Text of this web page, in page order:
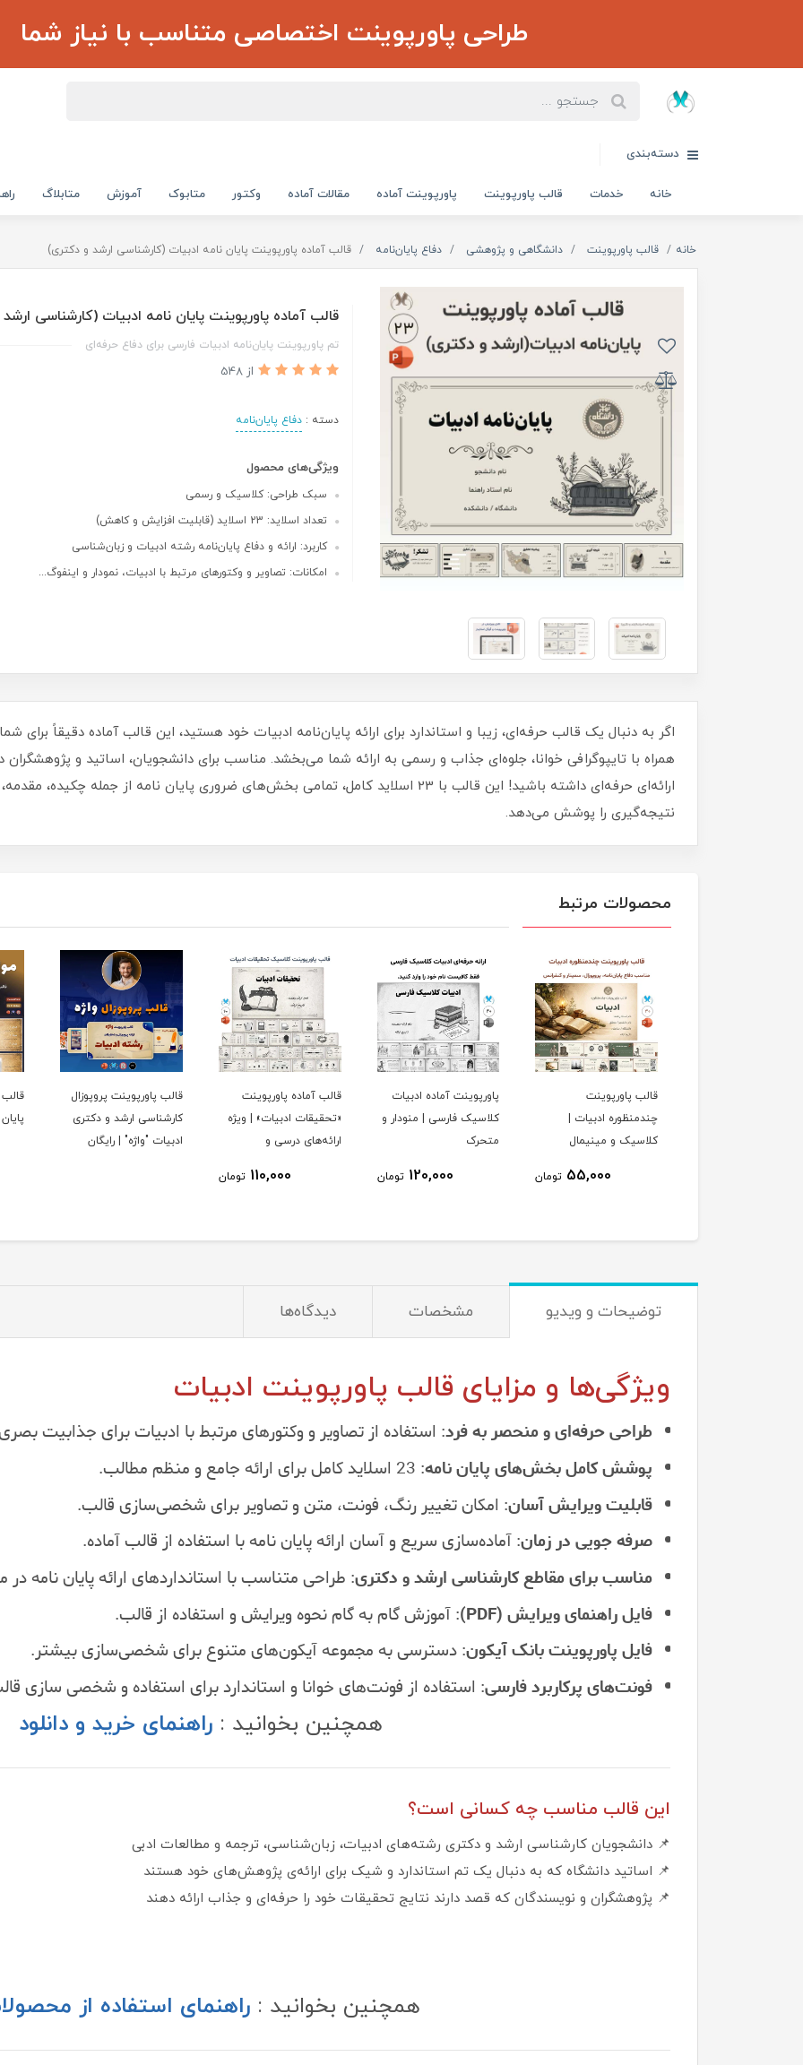
طراحی پاورپوینت اختصاصی متناسب با نیاز شما
دسته‌بندی
خانه خدمات قالب پاورپوینت پاورپوینت آماده مقالات آماده وکتور متابوک آموزش متابلاگ
خانه قالب پاورپوینت دانشگاهی و پژوهشی دفاع پایان‌نامه قالب آماده پاورپوینت پایان نامه ادبیات (کارشناسی ارشد و دکتری)
قالب آماده پاورپوینت پایان نامه ادبیات (کارشناسی
تم پاورپوینت پایان‌نامه ادبیات فارسی برای دفاع حرفه‌ای
از 548
دسته :دفاع پایان‌نامه
ویژگی‌های محصول
سبک طراحی: کلاسیک و رسمی
تعداد اسلاید: 23 اسلاید (قابلیت افزایش و کاهش)
کاربرد: ارائه و دفاع پایان‌نامه رشته ادبیات و زبان‌شناسی
امکانات: تصاویر و وکتورهای مرتبط با ادبیات، نمودار و اینفوگ...
اگر به دنبال یک قالب حرفه‌ای، زیبا و استاندارد برای ارائه پایان‌نامه ادبیات خود هستید، این قالب آماده دقیقاً
همراه با تایپوگرافی خوانا، جلوه‌ای جذاب و رسمی به ارائه شما می‌بخشد. مناسب برای دانشجویان، اساتید و پژوهشگران
ارائه‌ای حرفه‌ای داشته باشید! این قالب با 23 اسلاید کامل، تمامی بخش‌های ضروری پایان نامه
نتیجه‌گیری را پوشش می‌دهد.
محصولات مرتبط
قالب پاورپوینت
چندمنظوره ادبیات |
کلاسیک و مینیمال
55,000 تومان
پاورپوینت آماده ادبیات
کلاسیک فارسی | منودار و
متحرک
120,000 تومان
قالب آماده پاورپوینت
«تحقیقات ادبیات» | ویژه
ارائه‌های درسی و
110,000 تومان
قالب پاورپوینت پروپوزال
کارشناسی ارشد و دکتری
ادبیات "واژه" | رایگان
قالب
توضیحات و ویدیو مشخصات دیدگاه‌ها
ویژگی‌ها و مزایای قالب پاورپوینت ادبیات
طراحی حرفه‌ای و منحصر به فرد: استفاده از تصاویر و وکتورهای مرتبط با ادبیات برای جذابیت
پوشش کامل بخش‌های پایان نامه: 23 اسلاید کامل برای ارائه جامع و منظم مطالب.
قابلیت ویرایش آسان: امکان تغییر رنگ، فونت، متن و تصاویر برای شخصی‌سازی قالب.
صرفه جویی در زمان: آماده‌سازی سریع و آسان ارائه پایان نامه با استفاده از قالب آماده.
مناسب برای مقاطع کارشناسی ارشد و دکتری: طراحی متناسب با استانداردهای ارائه پایان نامه
فایل راهنمای ویرایش (PDF)
: آموزش گام به گام نحوه ویرایش و استفاده از قالب.
فایل پاورپوینت بانک آیکون: دسترسی به مجموعه آیکون‌های متنوع برای شخصی‌سازی بیشتر.
فونت‌های پرکاربرد فارسی: استفاده از فونت‌های خوانا و استاندارد برای استفاده و شخصی سازی
همچنین بخوانید : راهنمای خرید و دانلود
این قالب مناسب چه کسانی است؟
📌 دانشجویان کارشناسی ارشد و دکتری رشته‌های ادبیات، زبان‌شناسی، ترجمه و مطالعات ادبی
📌 اساتید دانشگاه که به دنبال یک تم استاندارد و شیک برای ارائه‌ی پژوهش‌های خود هستند
📌 پژوهشگران و نویسندگان که قصد دارند نتایج تحقیقات خود را حرفه‌ای و جذاب ارائه دهند
همچنین بخوانید : راهنمای استفاده از